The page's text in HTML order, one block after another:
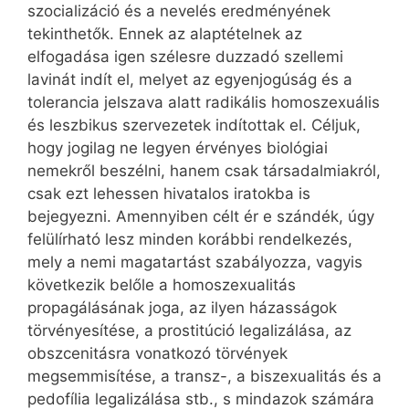
szocializáció és a nevelés eredményének
tekinthetők. Ennek az alaptételnek az
elfogadása igen szélesre duzzadó szellemi
lavinát indít el, melyet az egyenjogúság és a
tolerancia jelszava alatt radikális homoszexuális
és leszbikus szervezetek indítottak el. Céljuk,
hogy jogilag ne legyen érvényes biológiai
nemekről beszélni, hanem csak társadalmiakról,
csak ezt lehessen hivatalos iratokba is
bejegyezni. Amennyiben célt ér e szándék, úgy
felülírható lesz minden korábbi rendelkezés,
mely a nemi magatartást szabályozza, vagyis
következik belőle a homoszexualitás
propagálásának joga, az ilyen házasságok
törvényesítése, a prostitúció legalizálása, az
obszcenitásra vonatkozó törvények
megsemmisítése, a transz-, a biszexualitás és a
pedofília legalizálása stb., s mindazok számára